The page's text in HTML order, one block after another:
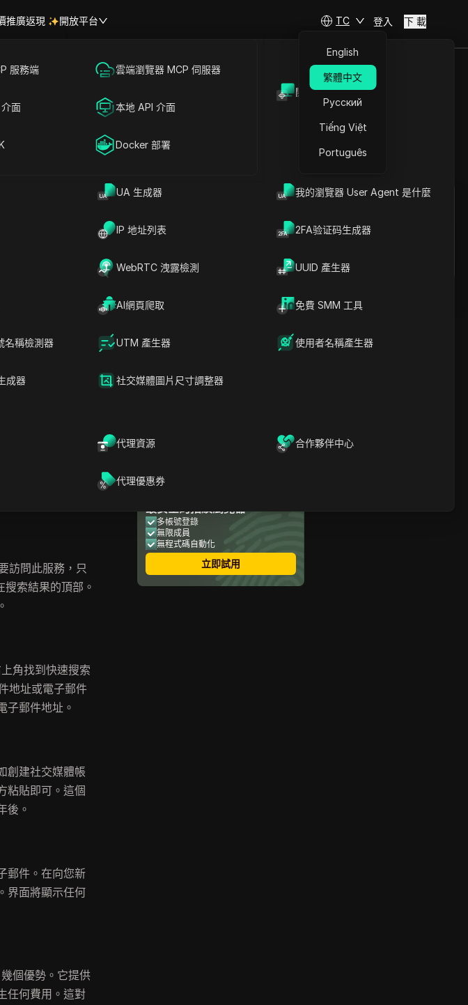
營銷
開放API
UA 生成器 我的瀏覽器 User Agent 是什麼
IP 地址列表 2FA验证码生成器
WebRTC 洩露檢測 UUID 產生器
AI網頁爬取 免費 SMM 工具
名稱檢測器 UTM 產生器 使用者名稱產生器
成器 社交媒體圖片尺寸調整器
代理資源 合作夥伴中心
代理優惠券
推廣返現 開放平台
服務端 雲端瀏覽器 MCP 伺服器
面 本地 API 介面
Docker 部署
TC
English
繁體中文
Русский
Tiếng Việt
Português
登入 下 載
時免費電子郵件地址！
冊
就此頁面提問
來說非常有用
地址，提供了
訪問此服務，只
索結果的頂部。
角找到快速搜索
地址或電子郵件
子郵件地址。
創建社交媒體帳
粘貼即可。這個
後。
郵件。在向您新
界面將顯示任何
個優勢。它提供
任何費用。這對
文章內容
成器
使用臨時電子郵件服務的好
最安全的指紋瀏覽器
多帳號登錄
無限成員
無程式碼自動化
立即試用